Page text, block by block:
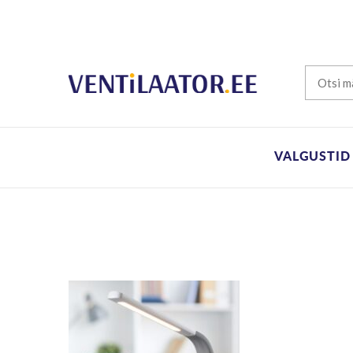
VALGUSTID